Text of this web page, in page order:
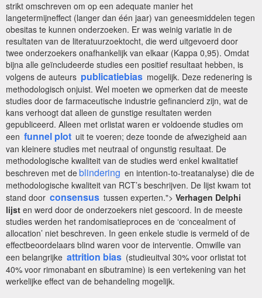
strikt omschreven om op een adequate manier het
langetermijneffect (langer dan één jaar) van geneesmiddelen tegen
obesitas te kunnen onderzoeken. Er was weinig variatie in de
resultaten van de literatuurzoektocht, die werd uitgevoerd door
twee onderzoekers onafhankelijk van elkaar (Kappa 0,95). Omdat
bijna alle geïncludeerde studies een positief resultaat hebben, is
volgens de auteurs publicatiebias mogelijk. Deze redenering is
methodologisch onjuist. Wel moeten we opmerken dat de meeste
studies door de farmaceutische industrie gefinancierd zijn, wat de
kans verhoogt dat alleen de gunstige resultaten werden
gepubliceerd. Alleen met orlistat waren er voldoende studies om
een funnel plot uit te voeren; deze toonde de afwezigheid aan
van kleinere studies met neutraal of ongunstig resultaat. De
methodologische kwaliteit van de studies werd enkel kwalitatief
beschreven met deblindering en intention-to-treatanalyse) die de
methodologische kwaliteit van RCT’s beschrijven. De lijst kwam tot
stand door consensus tussen experten."> Verhagen Delphi
lijst en werd door de onderzoekers niet gescoord. In de meeste
studies werden het randomisatieproces en de ‘concealment of
allocation’ niet beschreven. In geen enkele studie is vermeld of de
effectbeoordelaars blind waren voor de interventie. Omwille van
een belangrijke attrition bias (studieuitval 30% voor orlistat tot
40% voor rimonabant en sibutramine) is een vertekening van het
werkelijke effect van de behandeling mogelijk.